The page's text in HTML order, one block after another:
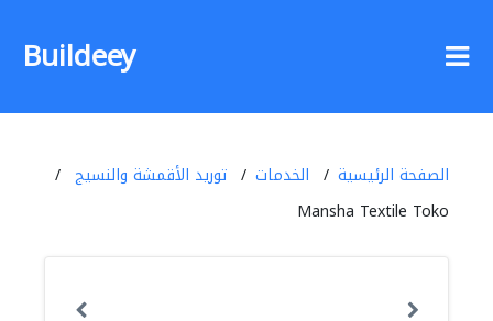
Buildeey
الصفحة الرئيسية الخدمات
توريد الأقمشة والنسيج
Mansha Textile Toko